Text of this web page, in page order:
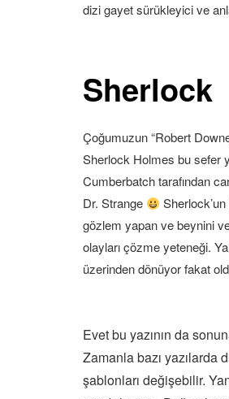
dizi gayet sürükleyici ve
Sherlock
Çoğumuzun “Robert
Sherlock Holmes bu sefer
Cumberbatch tarafından
Dr. Strange
gözlem yapan ve beynini
olayları çözme yeteneği.
üzerinden dönüyor fakat
Evet bu yazının da
Zamanla bazı yazılarda
şablonları değişebilir.